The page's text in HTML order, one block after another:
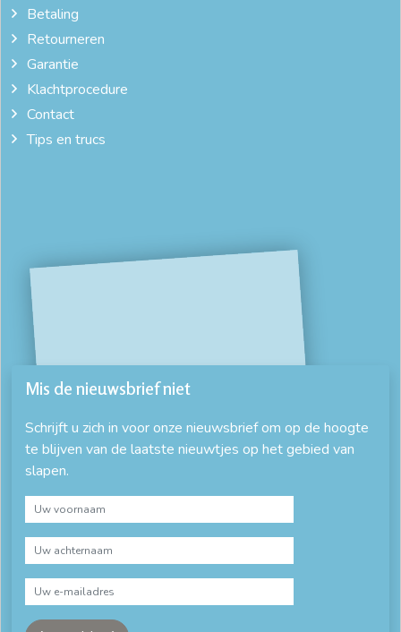
Betaling
Retourneren
Garantie
Klachtprocedure
Contact
Tips en trucs
Mis de nieuwsbrief niet
Schrijft u zich in voor onze nieuwsbrief om op de hoogte
te blijven van de laatste nieuwtjes op het gebied van
slapen.